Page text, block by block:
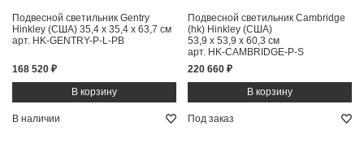
Подвесной светильник Gentry
Hinkley (США) 35,4 x 35,4 x 63,7 см
арт. HK-GENTRY-P-L-PB
168 520 ₽
Подвесной светильник Cambridge
(hk) Hinkley (США)
53,9 x 53,9 x 60,3 см
арт. HK-CAMBRIDGE-P-S
220 660 ₽
В наличии Под заказ